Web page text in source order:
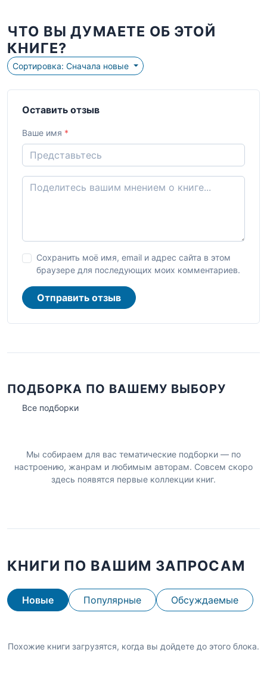
ЧТО ВЫ ДУМАЕТЕ ОБ ЭТОЙ
КНИГЕ?
Сортировка: Сначала новые
Оставить отзыв
Ваше имя *
Сохранить моё имя, email и адрес сайта в этом
браузере для последующих моих комментариев.
Отправить отзыв
ПОДБОРКА ПО ВАШЕМУ ВЫБОРУ
Все подборки
Мы собираем для вас тематические подборки — по
настроению, жанрам и любимым авторам. Совсем скоро
здесь появятся первые коллекции книг.
КНИГИ ПО ВАШИМ ЗАПРОСАМ
Новые Популярные Обсуждаемые
Похожие книги загрузятся, когда вы дойдете до этого блока.